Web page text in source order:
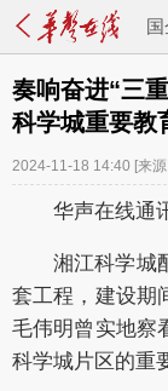
奏响奋进“三
科学城重要教
2024-11-18 14:40 [来
华声在线通
湘江科学城
套工程，建设期
毛伟明曾实地察
科学城片区的重